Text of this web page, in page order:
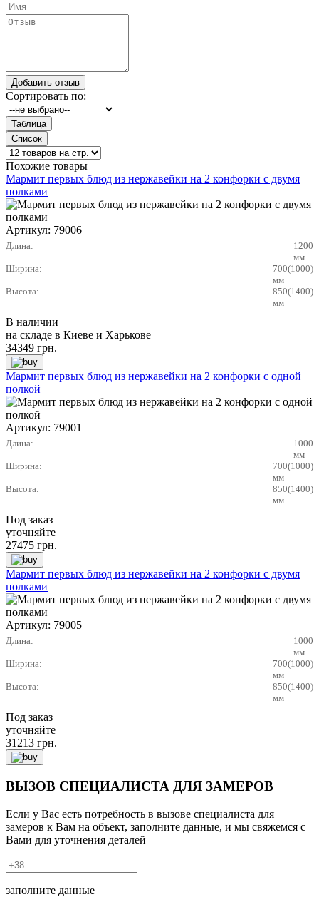
Сортировать по:
Похожие товары
Мармит первых блюд из нержавейки на 2 конфорки с двумя
полками
Артикул: 79006
Длина:
1200
мм
Ширина:
700(1000)
мм
Высота:
850(1400)
мм
В наличии
на складе в Киеве и Харькове
34349 грн.
Мармит первых блюд из нержавейки на 2 конфорки с одной
полкой
Артикул: 79001
Длина:
1000
мм
Ширина:
700(1000)
мм
Высота:
850(1400)
мм
Под заказ
уточняйте
27475 грн.
Мармит первых блюд из нержавейки на 2 конфорки с двумя
полками
Артикул: 79005
Длина:
1000
мм
Ширина:
700(1000)
мм
Высота:
850(1400)
мм
Под заказ
уточняйте
31213 грн.
ВЫЗОВ СПЕЦИАЛИСТА ДЛЯ ЗАМЕРОВ
Если у Вас есть потребность в вызове специалиста для
замеров к Вам на объект, заполните данные, и мы свяжемся с
Вами для уточнения деталей
заполните данные